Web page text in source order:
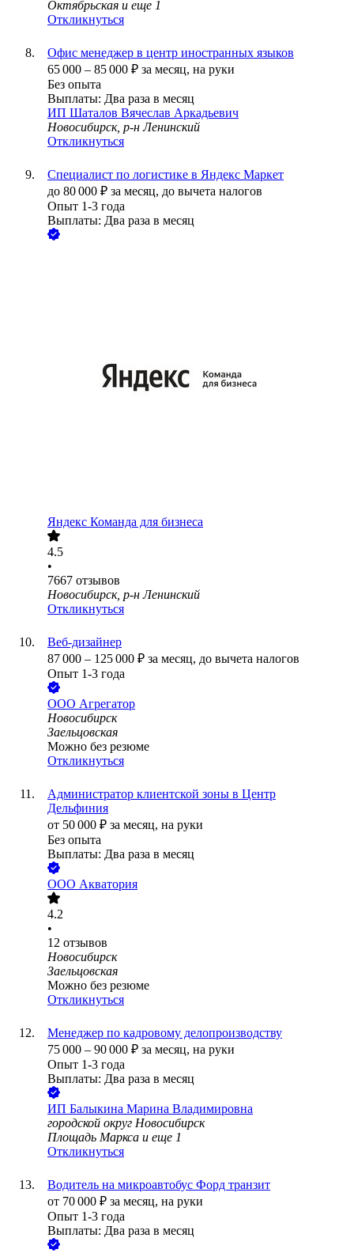
Октябрьская и еще 1
Откликнуться
Офис менеджер в центр иностранных языков
65 000 – 85 000 ₽ за месяц, на руки
Без опыта
Выплаты: Два раза в месяц
ИП Шаталов Вячеслав Аркадьевич
Новосибирск, р-н Ленинский
Откликнуться
Специалист по логистике в Яндекс Маркет
до 80 000 ₽ за месяц, до вычета налогов
Опыт 1-3 года
Выплаты: Два раза в месяц
Яндекс Команда для бизнеса
4.5
•
7667 отзывов
Новосибирск, р-н Ленинский
Откликнуться
Веб-дизайнер
87 000 – 125 000 ₽ за месяц, до вычета налогов
Опыт 1-3 года
ООО Агрегатор
Новосибирск
Заельцовская
Можно без резюме
Откликнуться
Администратор клиентской зоны в Центр
Дельфиния
от 50 000 ₽ за месяц, на руки
Без опыта
Выплаты: Два раза в месяц
ООО Акватория
4.2
•
12 отзывов
Новосибирск
Заельцовская
Можно без резюме
Откликнуться
Менеджер по кадровому делопроизводству
75 000 – 90 000 ₽ за месяц, на руки
Опыт 1-3 года
Выплаты: Два раза в месяц
ИП Балыкина Марина Владимировна
городской округ Новосибирск
Площадь Маркса и еще 1
Откликнуться
Водитель на микроавтобус Форд транзит
от 70 000 ₽ за месяц, на руки
Опыт 1-3 года
Выплаты: Два раза в месяц